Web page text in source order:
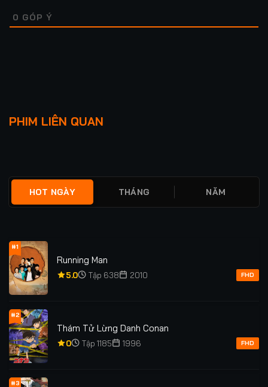
0 GÓP Ý
PHIM LIÊN QUAN
EXIT 8: GA TÀU VÔ
TẬN
HOT NGÀY THÁNG NĂM
#1
Running Man
5.0 Tập 638 2010 FHD
#2
Thám Tử Lừng Danh Conan
0 Tập 1185 1996 FHD
#3